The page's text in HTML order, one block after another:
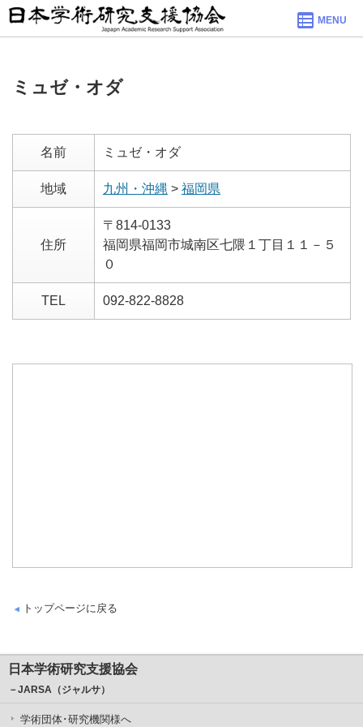
MENU
ミュゼ・オダ
名前 ミュゼ・オダ
地域 九州・沖縄 > 福岡県
住所
〒814-0133
福岡県福岡市城南区七隈１丁目１１－５
０
TEL 092-822-8828
トップページに戻る
日本学術研究支援協会
－JARSA（ジャルサ）
学術団体･研究機関様へ